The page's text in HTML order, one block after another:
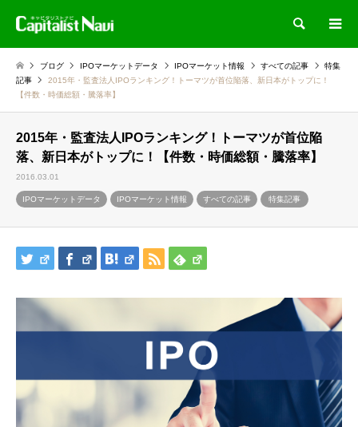
検索
ブログ IPOマーケットデータ IPOマーケット情報 すべての記事
特集
記事
2015年・監査法人IPOランキング！トーマツが首位陥落、新日本がトップに！
【件数・時価総額・騰落率】
2015年・監査法人IPOランキング！トーマツが首位陥
落、新日本がトップに！【件数・時価総額・騰落率】
2016.03.01
IPOマーケットデータ IPOマーケット情報 すべての記事 特集記事